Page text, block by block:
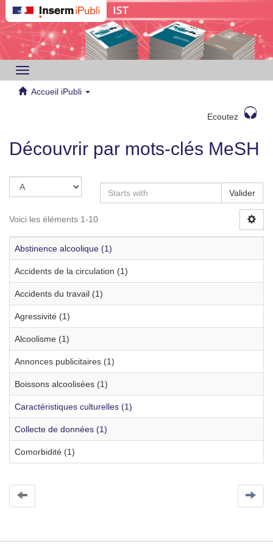
Toggle
navigation
Accueil iPubli
Ecoutez
Découvrir par mots-clés MeSH
Valider
Voici les éléments 1-10
Abstinence alcoolique (1)
Accidents de la circulation (1)
Accidents du travail (1)
Agressivité (1)
Alcoolisme (1)
Annonces publicitaires (1)
Boissons alcoolisées (1)
Caractéristiques culturelles (1)
Collecte de données (1)
Comorbidité (1)